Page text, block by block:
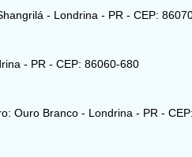
- Londrina - PR - CEP:
- PR - CEP: 86060-680
Ouro Branco - Londrina - PR - CEP: